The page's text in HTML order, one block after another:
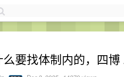
要找体制内的，四